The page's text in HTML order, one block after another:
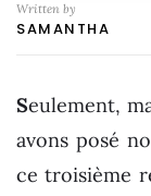
Written by
SAMANTHA
Seulement,
avons posé
ce troisième